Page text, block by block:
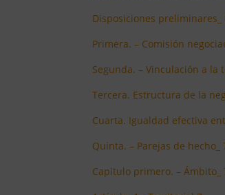
Disposiciones preliminares_
Primera. – Comisión
Segunda. – Vinculación a la
Tercera. Estructura de la
Cuarta. Igualdad efectiva
Quinta. – Parejas de hecho_
Capitulo primero. – Ámbito_